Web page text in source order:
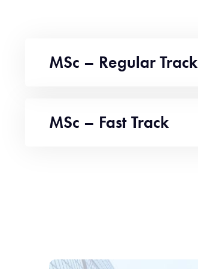
MSc – Regular Track
MSc – Fast Track